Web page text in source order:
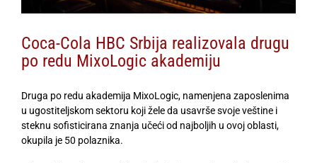
Coca-Cola HBC Srbija realizovala drugu
po redu MixoLogic akademiju
Druga po redu akademija MixoLogic, namenjena zaposlenima
u ugostiteljskom sektoru koji žele da usavrše svoje veštine i
steknu sofisticirana znanja učeći od najboljih u ovoj oblasti,
okupila je 50 polaznika.